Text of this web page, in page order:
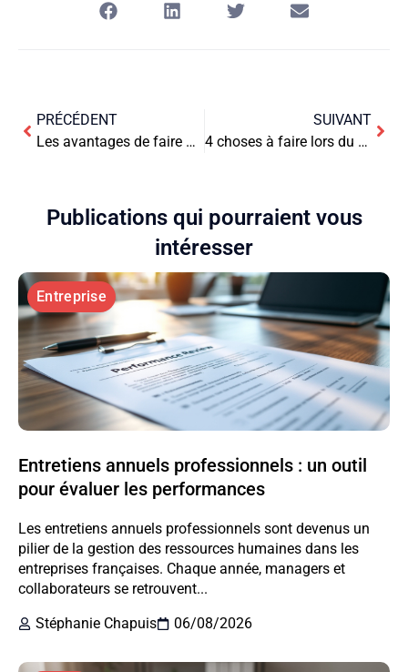
PRÉCÉDENT
Les avantages de faire appel à une entreprise de livraison de colis pour votre entreprise
SUIVANT
4 choses à faire lors du déménagement de locaux commerciaux
Publications qui pourraient vous
intéresser
Entreprise
Entretiens annuels professionnels : un outil
pour évaluer les performances
Les entretiens annuels professionnels sont devenus un
pilier de la gestion des ressources humaines dans les
entreprises françaises. Chaque année, managers et
collaborateurs se retrouvent...
Stéphanie Chapuis
06/08/2026